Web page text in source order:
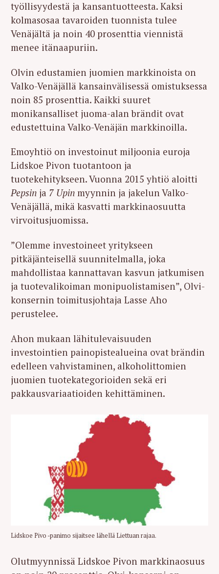
työllisyydestä ja kansantuotteesta. Kaksi
kolmasosaa tavaroiden tuonnista tulee
Venäjältä ja noin 40 prosenttia viennistä
menee itänaapuriin.
Olvin edustamien juomien markkinoista on
Valko-Venäjällä kansainvälisessä omistuksessa
noin 85 prosenttia. Kaikki suuret
monikansalliset juoma-alan brändit ovat
edustettuina Valko-Venäjän markkinoilla.
Emoyhtiö on investoinut miljoonia euroja
Lidskoe Pivon tuotantoon ja
tuotekehitykseen. Vuonna 2015 yhtiö aloitti
Pepsin ja 7 Upin myynnin ja jakelun Valko-
Venäjällä, mikä kasvatti markkinaosuutta
virvoitusjuomissa.
”Olemme investoineet yritykseen
pitkäjänteisellä suunnitelmalla, joka
mahdollistaa kannattavan kasvun jatkumisen
ja tuotevalikoiman monipuolistamisen”, Olvi-
konsernin toimitusjohtaja Lasse Aho
perustelee.
Ahon mukaan lähitulevaisuuden
investointien painopistealueina ovat brändin
edelleen vahvistaminen, alkoholittomien
juomien tuotekategorioiden sekä eri
pakkausvariaatioiden kehittäminen.
Lidskoe Pivo -panimo sijaitsee lähellä Liettuan rajaa.
Olutmyynnissä Lidskoe Pivon markkinaosuus